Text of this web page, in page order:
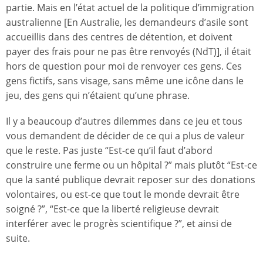
partie. Mais en l’état actuel de la politique d’immigration
australienne [En Australie, les demandeurs d’asile sont
accueillis dans des centres de détention, et doivent
payer des frais pour ne pas être renvoyés (NdT)], il était
hors de question pour moi de renvoyer ces gens. Ces
gens fictifs, sans visage, sans même une icône dans le
jeu, des gens qui n’étaient qu’une phrase.
Il y a beaucoup d’autres dilemmes dans ce jeu et tous
vous demandent de décider de ce qui a plus de valeur
que le reste. Pas juste “Est-ce qu’il faut d’abord
construire une ferme ou un hôpital ?” mais plutôt “Est-ce
que la santé publique devrait reposer sur des donations
volontaires, ou est-ce que tout le monde devrait être
soigné ?”, “Est-ce que la liberté religieuse devrait
interférer avec le progrès scientifique ?”, et ainsi de
suite.